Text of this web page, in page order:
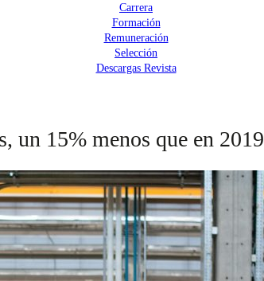
Carrera
Formación
Remuneración
Selección
Descargas Revista
un 15% menos que en 2019